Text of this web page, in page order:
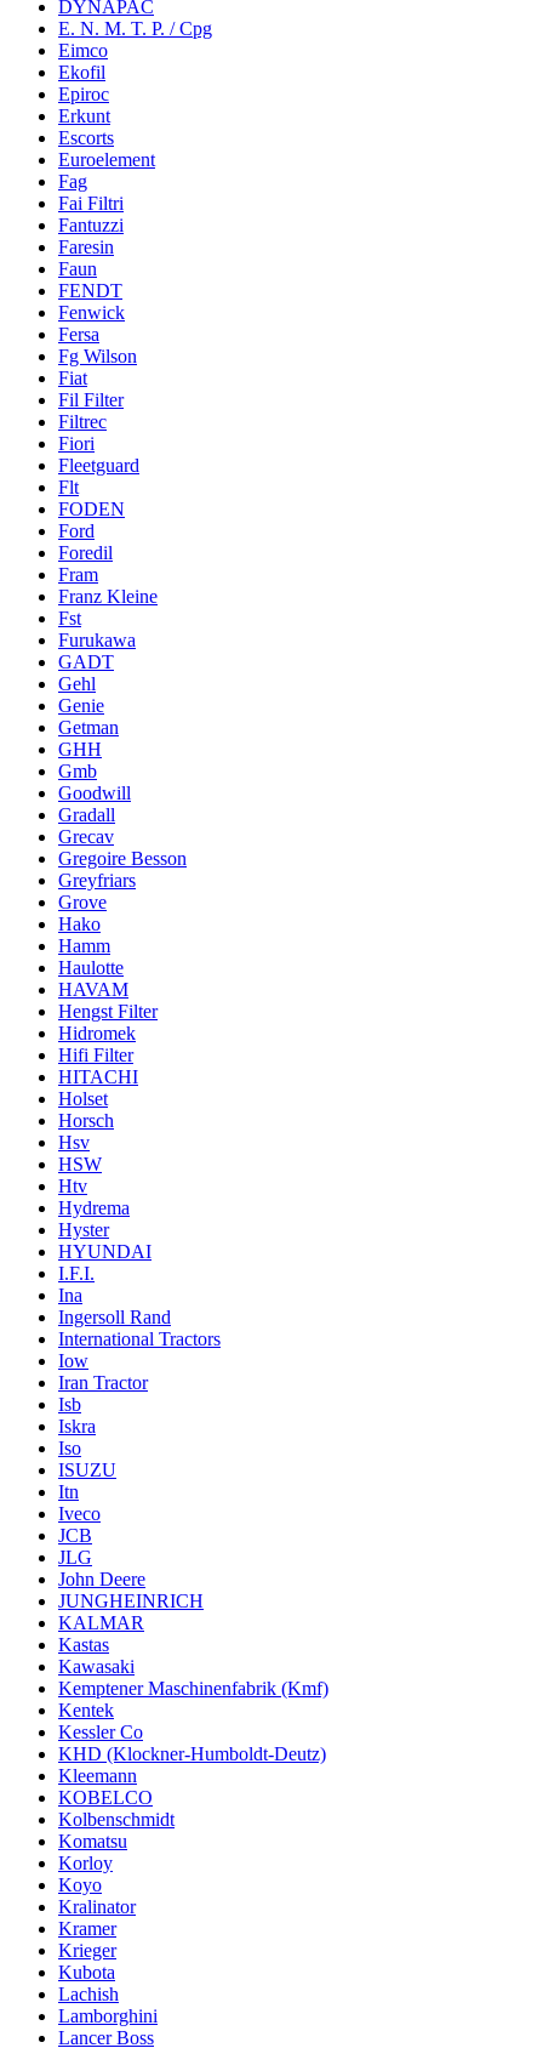
DYNAPAC
E. N. M. T. P. / Cpg
Eimco
Ekofil
Epiroc
Erkunt
Escorts
Euroelement
Fag
Fai Filtri
Fantuzzi
Faresin
Faun
FENDT
Fenwick
Fersa
Fg Wilson
Fiat
Fil Filter
Filtrec
Fiori
Fleetguard
Flt
FODEN
Ford
Foredil
Fram
Franz Kleine
Fst
Furukawa
GADT
Gehl
Genie
Getman
GHH
Gmb
Goodwill
Gradall
Grecav
Gregoire Besson
Greyfriars
Grove
Hako
Hamm
Haulotte
HAVAM
Hengst Filter
Hidromek
Hifi Filter
HITACHI
Holset
Horsch
Hsv
HSW
Htv
Hydrema
Hyster
HYUNDAI
I.F.I.
Ina
Ingersoll Rand
International Tractors
Iow
Iran Tractor
Isb
Iskra
Iso
ISUZU
Itn
Iveco
JCB
JLG
John Deere
JUNGHEINRICH
KALMAR
Kastas
Kawasaki
Kemptener Maschinenfabrik (Kmf)
Kentek
Kessler Co
KHD (Klockner-Humboldt-Deutz)
Kleemann
KOBELCO
Kolbenschmidt
Komatsu
Korloy
Koyo
Kralinator
Kramer
Krieger
Kubota
Lachish
Lamborghini
Lancer Boss